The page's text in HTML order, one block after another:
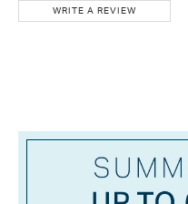
WRITE A REVIEW